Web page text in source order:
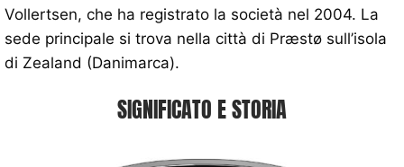
Vollertsen, che ha registrato la società nel 2004. La
sede principale si trova nella città di Præstø sull’isola
di Zealand (Danimarca).
SIGNIFICATO E STORIA